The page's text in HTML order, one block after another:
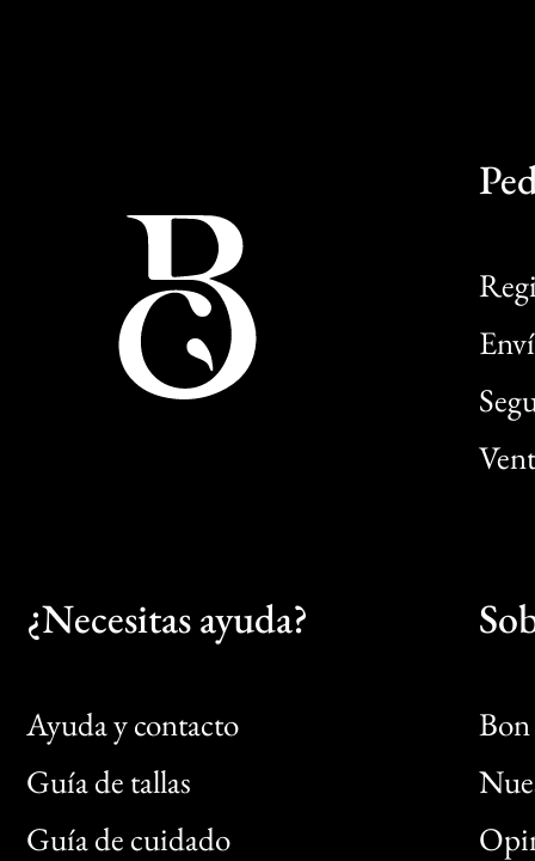
¿Necesitas ayuda?
Ayuda y contacto
Guía de tallas
Guía de cuidado
Bon